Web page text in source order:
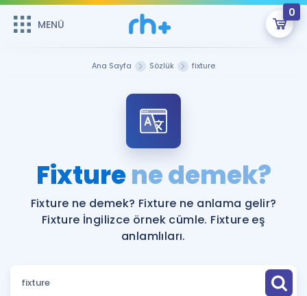
MENÜ
0
ÜYE DEĞİLİM
Sepetin Şu An Boş.
Remzi Hoca ile seni sınava hazırlayacak onlarca eğitim seni
bekliyor!
MENÜ
Faydalı Araçlar
Sözlük
Hakkımızda
Ana Sayfa Sözlük fixture
Fixturene demek?
Fixture ne demek? Fixture ne anlama gelir?
Fixture İngilizce örnek cümle. Fixture eş
anlamlıları.